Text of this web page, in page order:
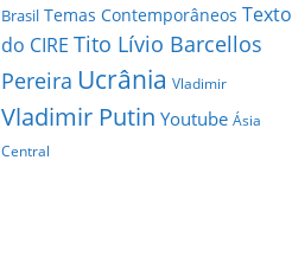
Brasil Temas Contemporâneos Texto
do CIRE Tito Lívio Barcellos
Pereira Ucrânia Vladimir
Vladimir Putin Youtube Ásia
Central